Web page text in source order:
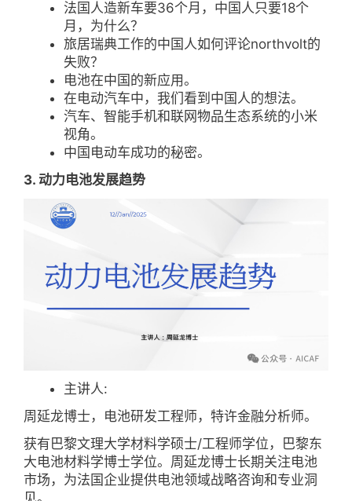
法国人造新车要36个月，中国人只要18个
月，为什么？
旅居瑞典工作的中国人如何评论northvolt的
失败？
电池在中国的新应用。
在电动汽车中，我们看到中国人的想法。
汽车、智能手机和联网物品生态系统的小米
视角。
中国电动车成功的秘密。
3. 动力电池发展趋势
主讲人:
周延龙博士，电池研发工程师，特许金融分析师。
获有巴黎文理大学材料学硕士/工程师学位，巴黎东
大电池材料学博士学位。周延龙博士长期关注电池
市场，为法国企业提供电池领域战略咨询和专业洞
见。